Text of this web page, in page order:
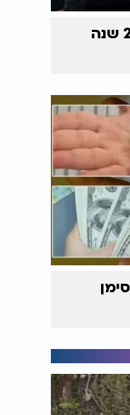
הרבי סירב לתת לו דולר - 20 שנה